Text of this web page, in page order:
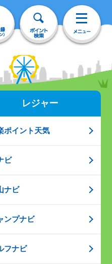
レジャー
ポイント天気
ビ
ナビ
ンプナビ
フナビ